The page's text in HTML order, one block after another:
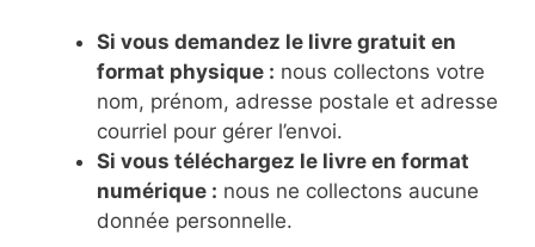
Si vous demandez le livre gratuit en
format physique : nous collectons votre
nom, prénom, adresse postale et adresse
courriel pour gérer l’envoi.
Si vous téléchargez le livre en format
numérique : nous ne collectons aucune
donnée personnelle.